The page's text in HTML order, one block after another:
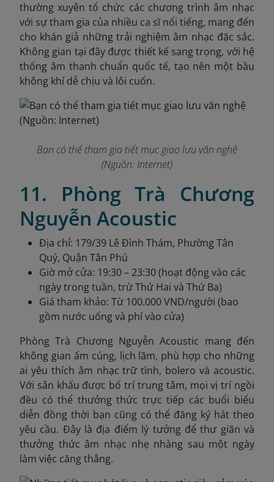
thường xuyên tổ chức các chương trình âm nhạc
với sự tham gia của nhiều ca sĩ nổi tiếng, mang đến
cho khán giả những trải nghiệm âm nhạc đặc sắc.
Không gian tại đây được thiết kế sang trọng, với hệ
thống âm thanh chuẩn quốc tế, tạo nên một bầu
không khí dễ chịu và lôi cuốn.
Bạn có thể tham gia tiết mục giao lưu văn nghệ
(Nguồn: Internet)
11. Phòng Trà Chương
Nguyễn Acoustic
Địa chỉ: 179/39 Lê Đình Thám, Phường Tân
Quý, Quận Tân Phú
Giờ mở cửa: 19:30 – 23:30 (hoạt động vào các
ngày trong tuần, trừ Thứ Hai và Thứ Ba)
Giá tham khảo: Từ 100.000 VND/người (bao
gồm nước uống và phí vào cửa)
Phòng Trà Chương Nguyễn Acoustic mang đến
không gian ấm cúng, lịch lãm, phù hợp cho những
ai yêu thích âm nhạc trữ tình, bolero và acoustic.
Với sân khấu được bố trí trung tâm, mọi vị trí ngồi
đều có thể thưởng thức trực tiếp các buổi biểu
diễn đồng thời bạn cũng có thể đăng ký hát theo
yêu cầu. Đây là địa điểm lý tưởng để thư giãn và
thưởng thức âm nhạc nhẹ nhàng sau một ngày
làm việc căng thẳng.